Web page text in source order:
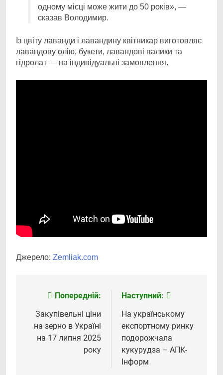
одному місці може жити до 50 років», —
сказав Володимир.
Із цвіту лаванди і лавандину квітникар виготовляє
лавандову олію, букети, лавандові валики та
гідролат — на індивідуальні замовлення.
Джерело: Zemliak.com
Навігація
записів
Попередній:
Закупівельні ціни
на зерно в Україні
на 17 липня 2025
року
Наступний:
На українському
експортному ринку
подорожчала
кукурудза – АПК-
Інформ